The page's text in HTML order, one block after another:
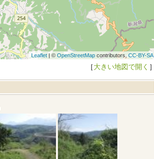
Leaflet| © OpenStreetMapcontributors, CC-BY-SA
［大きい地図で開く ］